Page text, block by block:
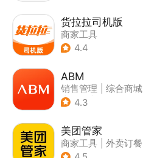
货拉拉司机版
商家工具
4.4
ABM
销售管理
综合商城
| 其他
4.3
美团管家
商家工具
外卖订餐